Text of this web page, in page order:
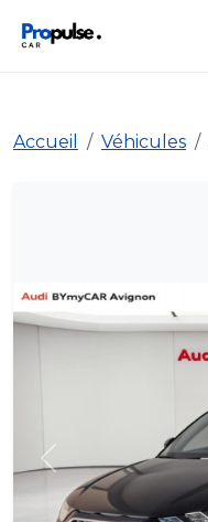
Accueil Véhicules
Précédent